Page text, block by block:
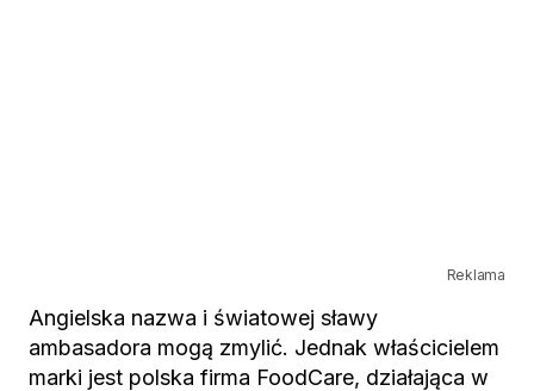
Reklama
Angielska nazwa i światowej sławy
ambasadora mogą zmylić. Jednak właścicielem
marki jest polska firma FoodCare, działająca w